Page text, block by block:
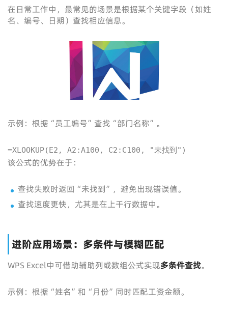
在日常工作中，最常见的场景是根据某个关键字段（如姓
名、编号、日期）查找相应信息。
示例：根据“员工编号”查找“部门名称”。
=XLOOKUP(E2, A2:A100, C2:C100, "未找到")
该公式的优势在于：
查找失败时返回“未找到”，避免出现错误值。
查找速度更快，尤其是在上千行数据中。
进阶应用场景：多条件与模糊匹配
WPS Excel中可借助辅助列或数组公式实现多条件查找。
示例：根据“姓名”和“月份”同时匹配工资金额。